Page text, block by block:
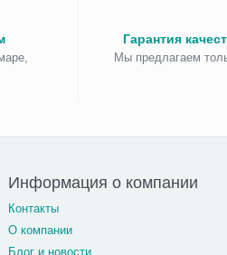
Гарантия
Мы предлагаем
Информация о компании
Контакты
О компании
Блог и новости